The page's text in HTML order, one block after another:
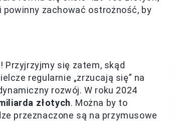
powinny zachować ostrożność, by
Przyjrzyjmy się zatem, skąd
regularnie „zrzucają się” na
rozwój. W roku 2024
złotych. Można by to
przeznaczone są na przymusowe